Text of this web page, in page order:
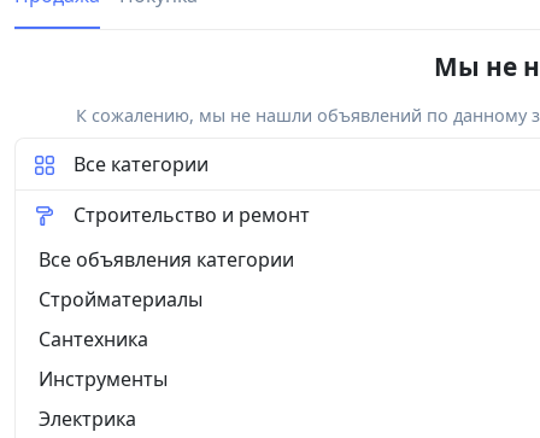
Мы не
К сожалению, мы не нашли объявлений по данному
Все категории
Строительство и ремонт
Все объявления категории
Стройматериалы
Сантехника
Инструменты
Электрика